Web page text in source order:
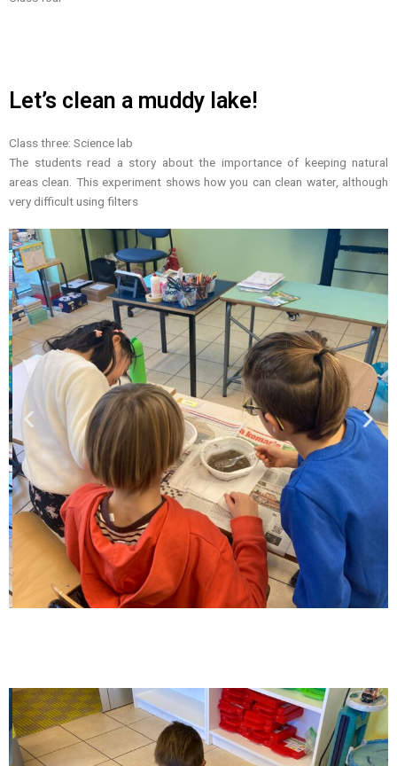
Let’s clean a muddy lake!
Class three: Science lab
The students read a story about the importance of keeping natural
areas clean. This experiment shows how you can clean water, although
very difficult using filters